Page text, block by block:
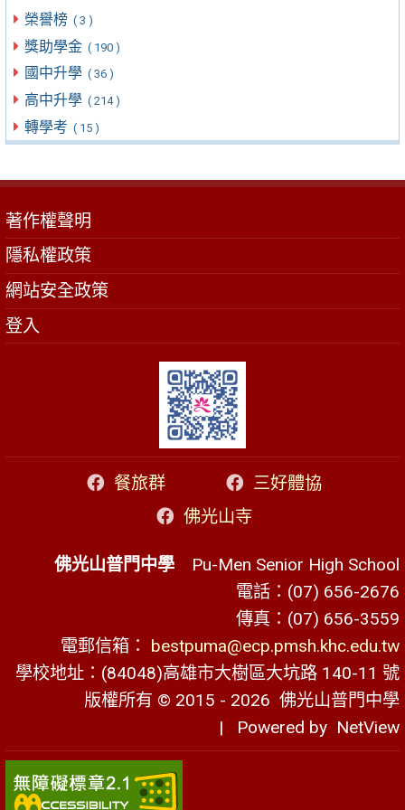
榮譽榜 ( 3 )
獎助學金 ( 190 )
國中升學 ( 36 )
高中升學 ( 214 )
轉學考 ( 15 )
著作權聲明
隱私權政策
網站安全政策
登入
餐旅群
三好體協
佛光山寺
佛光山普門中學 Pu-Men Senior High School
電話：(07) 656-2676
傳真：(07) 656-3559
電郵信箱： bestpuma@ecp.pmsh.khc.edu.tw
學校地址：(84048)高雄市大樹區大坑路 140-11 號
版權所有 © 2015 - 2026 佛光山普門中學
| Powered by NetView